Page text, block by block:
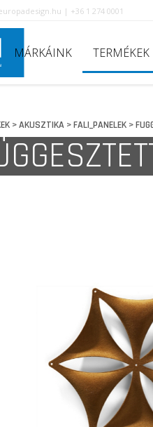
| +36 1 274 0001
MÁRKÁINK TERMÉKEK
>AKUSZTIKA>FALI_PANELEK>